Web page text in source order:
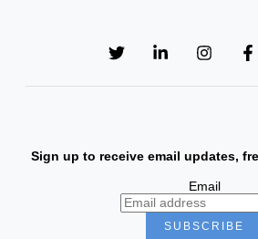
Sign up to receive email updates,
Email
SUBSCRIBE